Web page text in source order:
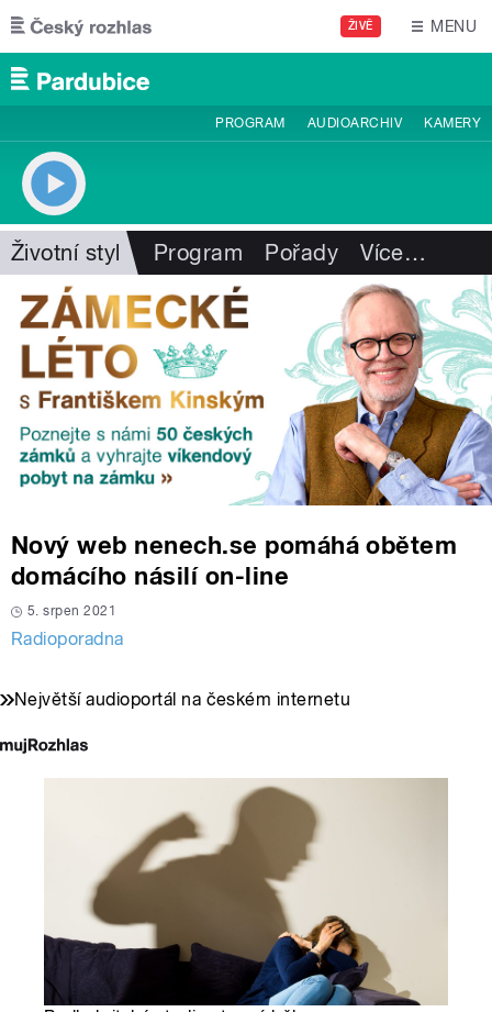
Přejít k hlavnímu obsahu
ŽIVĚ MENU
PROGRAM AUDIOARCHIV KAMERY
Životní styl Program Pořady Více…
Nový web nenech.se pomáhá obětem
domácího násilí on-line
5. srpen 2021
Radioporadna
Největší audioportál na českém internetu